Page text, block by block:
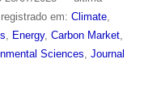
em: Climate,
Energy, Carbon Market,
Sciences Journal